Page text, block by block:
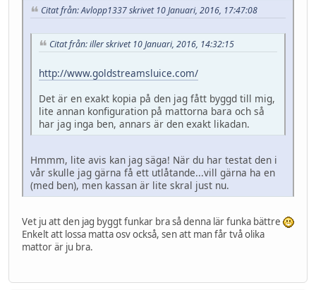
Citat från: Avlopp1337 skrivet 10 Januari, 2016, 17:47:08
Citat från: iller skrivet 10 Januari, 2016, 14:32:15
http://www.goldstreamsluice.com/
Det är en exakt kopia på den jag fått byggd till mig,
lite annan konfiguration på mattorna bara och så
har jag inga ben, annars är den exakt likadan.
Hmmm, lite avis kan jag säga! När du har testat den i
vår skulle jag gärna få ett utlåtande...vill gärna ha en
(med ben), men kassan är lite skral just nu.
Vet ju att den jag byggt funkar bra så denna lär funka bättre
Enkelt att lossa matta osv också, sen att man får två olika
mattor är ju bra.